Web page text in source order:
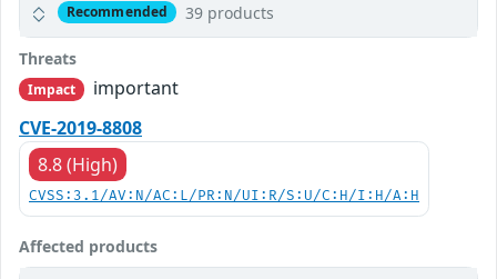
Recommended 39 products
Threats
Impact
important
CVE-2019-8808
8.8 (High)
CVSS:3.1/AV:N/AC:L/PR:N/UI:R/S:U/C:H/I:H/A:H
Affected products